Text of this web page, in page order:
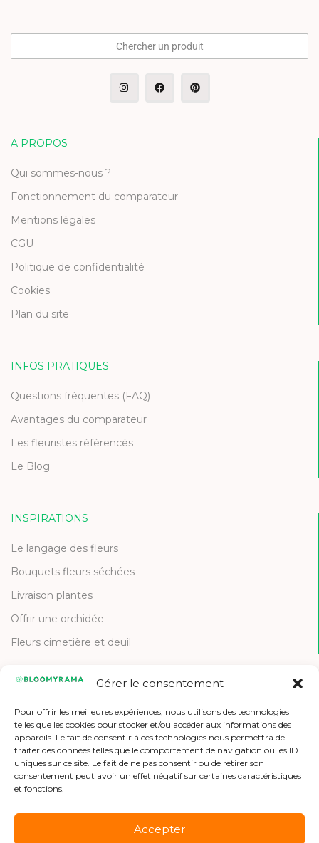
Gérer le consentement
Pour offrir les meilleures expériences, nous utilisons des technologies
telles que les cookies pour stocker et/ou accéder aux informations des
appareils. Le fait de consentir à ces technologies nous permettra de
traiter des données telles que le comportement de navigation ou les ID
uniques sur ce site. Le fait de ne pas consentir ou de retirer son
consentement peut avoir un effet négatif sur certaines caractéristiques
et fonctions.
Accepter
Chercher un produit
A PROPOS
Qui sommes-nous ?
Fonctionnement du comparateur
Mentions légales
CGU
Politique de confidentialité
Cookies
Plan du site
INFOS PRATIQUES
Questions fréquentes (FAQ)
Avantages du comparateur
Les fleuristes référencés
Le Blog
INSPIRATIONS
Le langage des fleurs
Bouquets fleurs séchées
Livraison plantes
Offrir une orchidée
Fleurs cimetière et deuil
Contactez-nous
Etre référencé
Offres d'emploi